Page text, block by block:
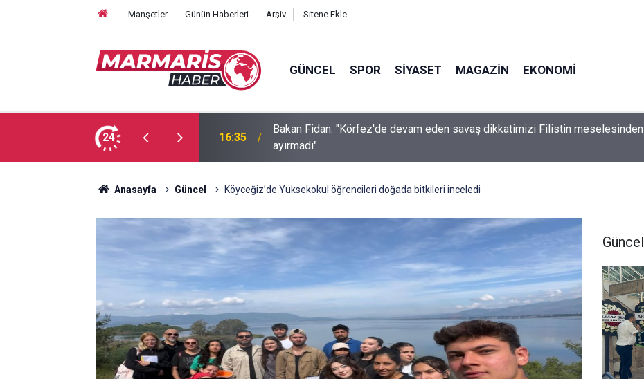
Manşetler Günün Haberleri Arşiv Sitene Ekle
GÜNCEL SPOR SIYASET MAGAZIN EKONOMI
24
son yolculuğuna uğurlandı 16:35
Bakan Fidan: "Körfez'de devam eden savaş dikkatimizi Filistin meselesinden
ayırmadı"
Anasayfa Güncel Köyceğiz’de Yüksekokul öğrencileri doğada bitkileri inceledi
Güncel